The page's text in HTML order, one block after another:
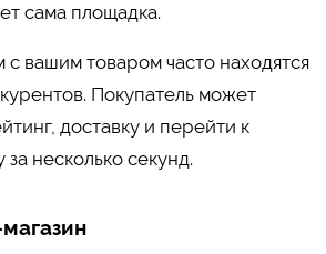
сама площадка.
с вашим товаром часто находятся
Покупатель может
доставку и перейти к
несколько секунд.